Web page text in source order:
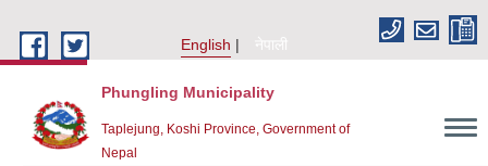
English
नेपाली
Phungling Municipality
Taplejung, Koshi Province, Government of
Nepal